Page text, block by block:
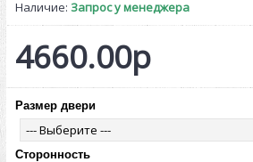
Наличие: Запрос у менеджера
4660.00р
Размер двери
Сторонность